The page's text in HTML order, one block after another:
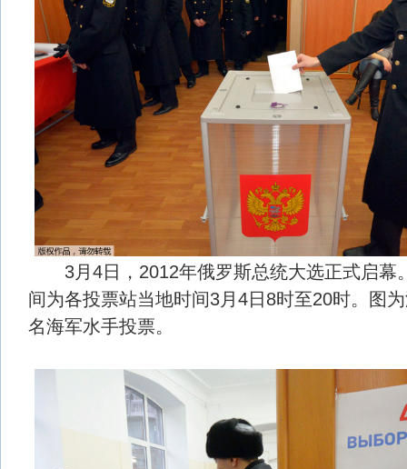
3月4日，2012年俄罗斯总统大选正式启幕
间为各投票站当地时间3月4日8时至20时。图
名海军水手投票。